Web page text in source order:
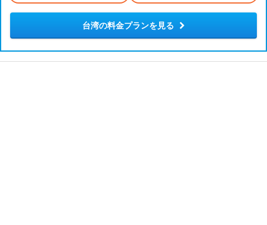
台湾の料金プランを見る